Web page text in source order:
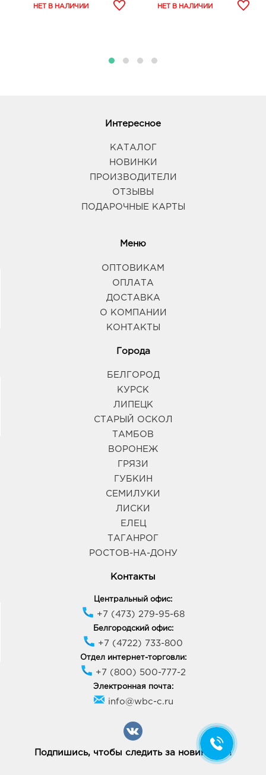
Интересное
КАТАЛОГ
НОВИНКИ
ПРОИЗВОДИТЕЛИ
ОТЗЫВЫ
ПОДАРОЧНЫЕ КАРТЫ
Меню
ОПТОВИКАМ
ОПЛАТА
ДОСТАВКА
О КОМПАНИИ
КОНТАКТЫ
Города
БЕЛГОРОД
КУРСК
ЛИПЕЦК
СТАРЫЙ ОСКОЛ
ТАМБОВ
ВОРОНЕЖ
ГРЯЗИ
ГУБКИН
СЕМИЛУКИ
ЛИСКИ
ЕЛЕЦ
ТАГАНРОГ
РОСТОВ-НА-ДОНУ
Контакты
Центральный офис:
+7 (473) 279-95-68
Белгородский офис:
+7 (4722) 733-800
Отдел интернет-торговли:
+7 (800) 500-777-2
Электронная почта:
info@wbc-c.ru
Подпишись, чтобы следить за новинками!